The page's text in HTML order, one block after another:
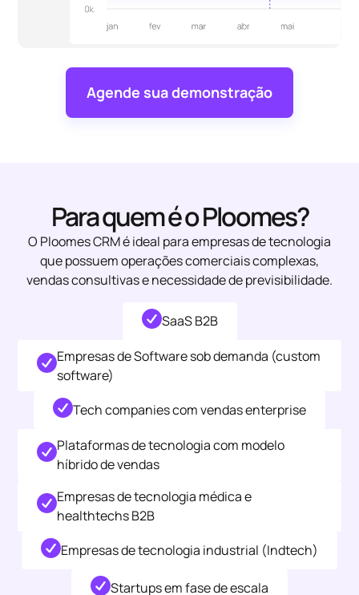
Agende sua demonstração
Para quem é o Ploomes?
O Ploomes CRM é ideal para empresas de tecnologia
que possuem operações comerciais complexas,
vendas consultivas e necessidade de previsibilidade.
SaaS B2B
Empresas de Software sob demanda (custom
software)
Tech companies com vendas enterprise
Plataformas de tecnologia com modelo
híbrido de vendas
Empresas de tecnologia médica e
healthtechs B2B
Empresas de tecnologia industrial (Indtech)
Startups em fase de escala